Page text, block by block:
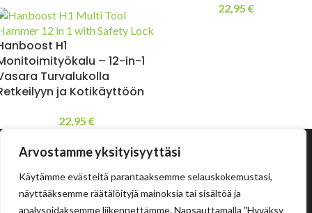
Arvostamme yksityisyyttäsi
Käytämme evästeitä parantaaksemme selauskokemustasi,
näyttääksemme räätälöityjä mainoksia tai sisältöä ja
analysoidaksemme liikennettämme. Napsauttamalla "Hyväksy
22,95 €
H1
– 12-in-1
Turvalukolla
ja Kotikäyttöön
22,95 €